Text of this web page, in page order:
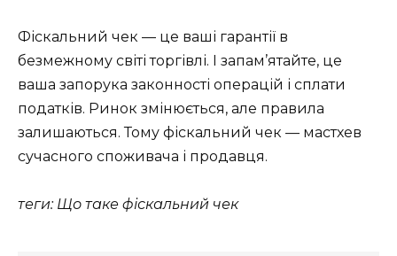
Фіскальний чек — це ваші гарантії в
безмежному світі торгівлі. І запам’ятайте, це
ваша запорука законності операцій і сплати
податків. Ринок змінюється, але правила
залишаються. Тому фіскальний чек — мастхев
сучасного споживача і продавця.
теги: Що таке фіскальний чек